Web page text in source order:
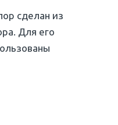
сделан из
Для его